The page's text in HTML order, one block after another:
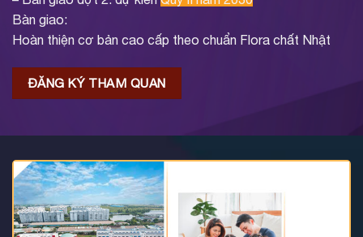
Bàn giao:
Hoàn thiện cơ bản cao cấp theo chuẩn Flora chất Nhật
ĐĂNG KÝ THAM QUAN